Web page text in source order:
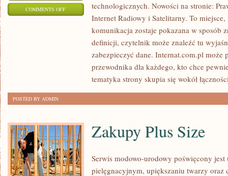
COMMENTS OFFON
INTERNATY
technologicznych. Nowości na stronie:
Internet Radiowy i Satelitarny. To
komunikacja zostaje pokazana w sposób
definicji, czytelnik może znaleźć tu
zabezpieczyć dane. Internat.com.pl może
przewodnika dla każdego, kto chce
tematyka strony skupia się wokół
POSTED BY ADMIN
Zakupy Plus Size
Serwis modowo-urodowy poświęcony
pielęgnacyjnym, upiększaniu twarzy oraz